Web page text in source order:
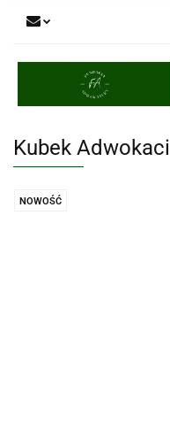
Kubek Adwokaci
NOWOŚĆ